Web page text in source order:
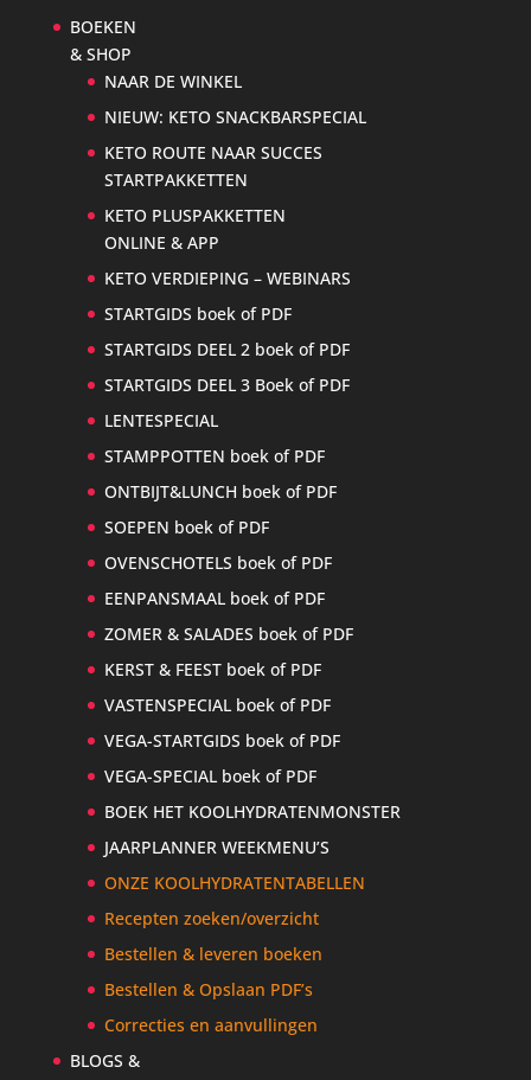
BOEKEN
& SHOP
NAAR DE WINKEL
NIEUW: KETO SNACKBARSPECIAL
KETO ROUTE NAAR SUCCES
STARTPAKKETTEN
KETO PLUSPAKKETTEN
ONLINE & APP
KETO VERDIEPING – WEBINARS
STARTGIDS boek of PDF
STARTGIDS DEEL 2 boek of PDF
STARTGIDS DEEL 3 Boek of PDF
LENTESPECIAL
STAMPPOTTEN boek of PDF
ONTBIJT&LUNCH boek of PDF
SOEPEN boek of PDF
OVENSCHOTELS boek of PDF
EENPANSMAAL boek of PDF
ZOMER & SALADES boek of PDF
KERST & FEEST boek of PDF
VASTENSPECIAL boek of PDF
VEGA-STARTGIDS boek of PDF
VEGA-SPECIAL boek of PDF
BOEK HET KOOLHYDRATENMONSTER
JAARPLANNER WEEKMENU’S
ONZE KOOLHYDRATENTABELLEN
Recepten zoeken/overzicht
Bestellen & leveren boeken
Bestellen & Opslaan PDF’s
Correcties en aanvullingen
BLOGS &